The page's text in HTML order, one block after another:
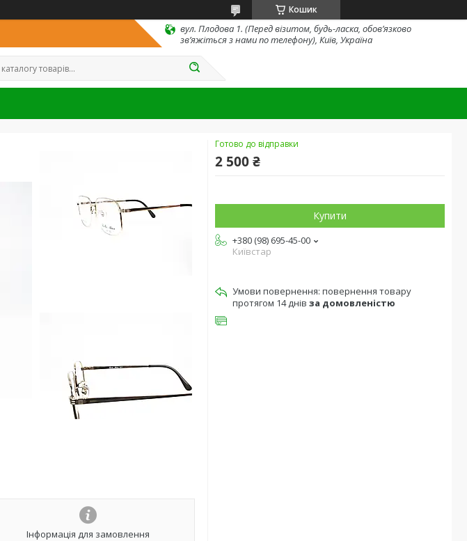
Кошик
вул. Плодова 1. (Перед візитом, будь-ласка, обов’язково
зв’яжіться з нами по телефону), Київ, Україна
Інформація для замовлення
Готово до відправки
2 500 ₴
Купити
+380 (98) 695-45-00
Київстар
повернення товару
протягом 14 днів за домовленістю